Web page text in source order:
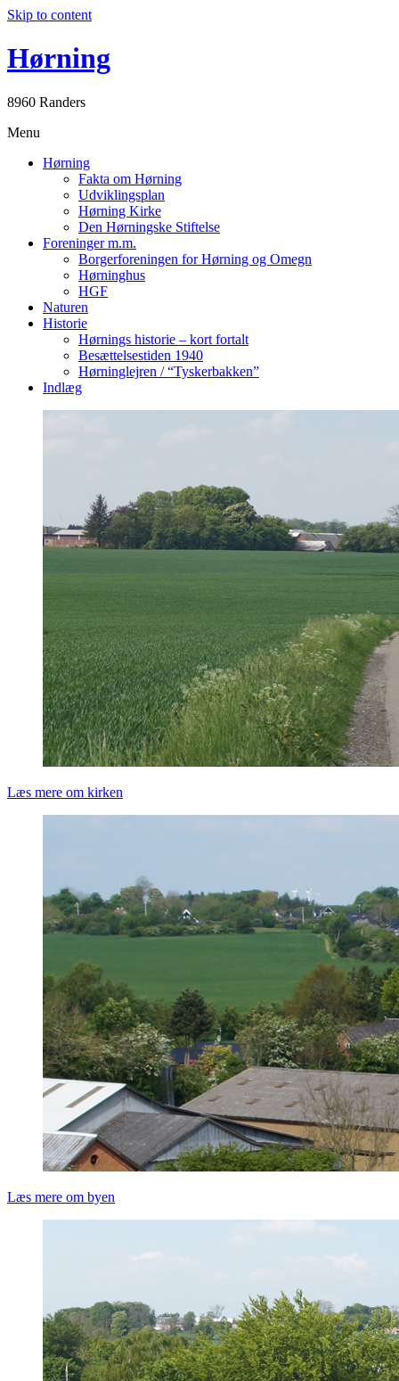
Skip to content
Hørning
8960 Randers
Menu
Hørning
Fakta om Hørning
Udviklingsplan
Hørning Kirke
Den Hørningske Stiftelse
Foreninger m.m.
Borgerforeningen for Hørning og Omegn
Hørninghus
HGF
Naturen
Historie
Hørnings historie – kort fortalt
Besættelsestiden 1940
Hørninglejren / “Tyskerbakken”
Indlæg
Læs mere om kirken
Læs mere om byen